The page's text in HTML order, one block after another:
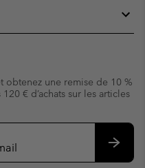
obtenez une remise de 10 %
€ d’achats sur les articles